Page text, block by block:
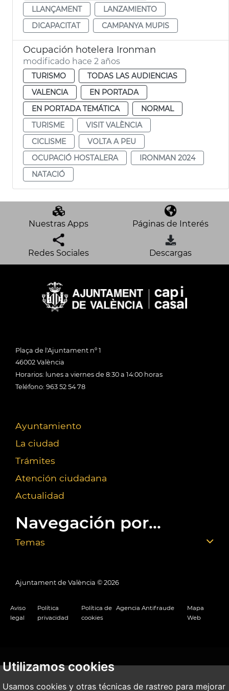
Utilizamos cookies
Usamos cookies y otras técnicas de rastreo para mejorar
LLANÇAMENT
LANZAMIENTO
DICAPACITAT
CAMPANYA MUPIS
Ocupación hotelera Ironman
modificado hace 2 años
TURISMO
TODAS LAS AUDIENCIAS
VALENCIA
EN PORTADA
EN PORTADA TEMÁTICA
NORMAL
TURISME
VISIT VALÈNCIA
CICLISME
VOLTA A PEU
OCUPACIÓ HOSTALERA
IRONMAN 2024
NATACIÓ
Nuestras Apps Páginas de Interés
Redes Sociales Descargas
Plaça de l'Ajuntament nº 1
46002 València
Horarios: lunes a viernes de 8:30 a 14:00 horas
Teléfono: 963 52 54 78
Ayuntamiento
La ciudad
Trámites
Atención ciudadana
Actualidad
Navegación por...
Temas
Ajuntament de València © 2026
Aviso
legal
Política
privacidad
Política de
cookies
Agencia Antifraude
Mapa
Web